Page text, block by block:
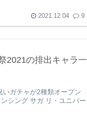
2021.12.04 9
2021の排出キャラ一
ガチャが2種類オープン
シング サガ リ・ユニバー